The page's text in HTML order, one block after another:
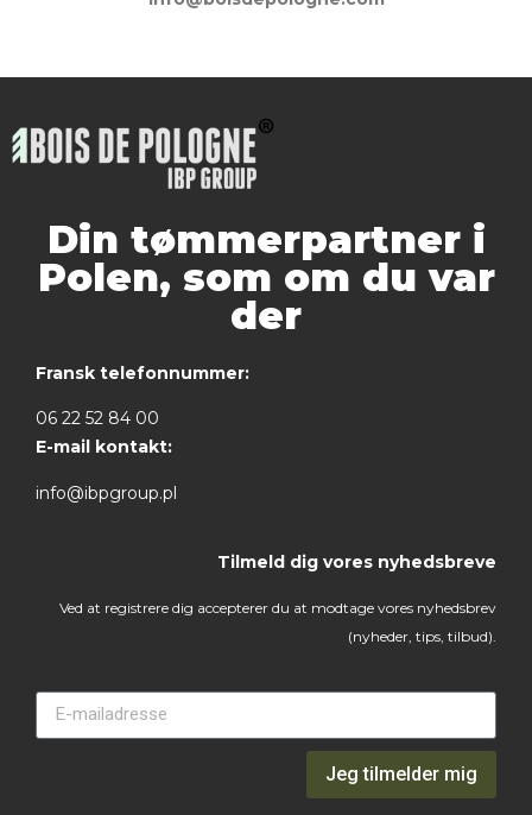
Din tømmerpartner i
Polen, som om du var
der
Fransk telefonnummer:
06 22 52 84 00
E-mail kontakt:
info@ibpgroup.pl
Tilmeld dig vores nyhedsbreve
Ved at registrere dig accepterer du at modtage vores nyhedsbrev
(nyheder, tips, tilbud).
Jeg tilmelder mig